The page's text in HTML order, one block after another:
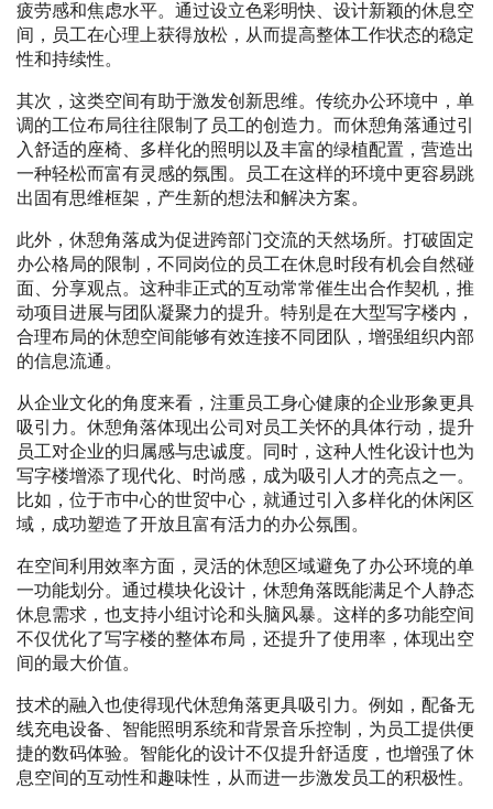
疲劳感和焦虑水平。通过设立色彩明快、设计新颖的休息空
间，员工在心理上获得放松，从而提高整体工作状态的稳定
性和持续性。
其次，这类空间有助于激发创新思维。传统办公环境中，单
调的工位布局往往限制了员工的创造力。而休憩角落通过引
入舒适的座椅、多样化的照明以及丰富的绿植配置，营造出
一种轻松而富有灵感的氛围。员工在这样的环境中更容易跳
出固有思维框架，产生新的想法和解决方案。
此外，休憩角落成为促进跨部门交流的天然场所。打破固定
办公格局的限制，不同岗位的员工在休息时段有机会自然碰
面、分享观点。这种非正式的互动常常催生出合作契机，推
动项目进展与团队凝聚力的提升。特别是在大型写字楼内，
合理布局的休憩空间能够有效连接不同团队，增强组织内部
的信息流通。
从企业文化的角度来看，注重员工身心健康的企业形象更具
吸引力。休憩角落体现出公司对员工关怀的具体行动，提升
员工对企业的归属感与忠诚度。同时，这种人性化设计也为
写字楼增添了现代化、时尚感，成为吸引人才的亮点之一。
比如，位于市中心的世贸中心，就通过引入多样化的休闲区
域，成功塑造了开放且富有活力的办公氛围。
在空间利用效率方面，灵活的休憩区域避免了办公环境的单
一功能划分。通过模块化设计，休憩角落既能满足个人静态
休息需求，也支持小组讨论和头脑风暴。这样的多功能空间
不仅优化了写字楼的整体布局，还提升了使用率，体现出空
间的最大价值。
技术的融入也使得现代休憩角落更具吸引力。例如，配备无
线充电设备、智能照明系统和背景音乐控制，为员工提供便
捷的数码体验。智能化的设计不仅提升舒适度，也增强了休
息空间的互动性和趣味性，从而进一步激发员工的积极性。